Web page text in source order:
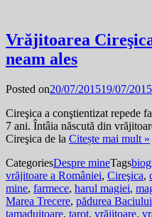
Vrăjitoarea
neam ales
Posted on20/07/201519/07/2015
Cireşica a conştientizat repede
7 ani. Întâia născută din
Cireşica de la Citește mai mult »
CategoriesDespre mineTags
vrăjitoare a României, Cireşica,
mine, farmece, harul magiei,
Marea Trecere, pădurea Baciului
tamaduitoare, tarot, vrăjitoare,